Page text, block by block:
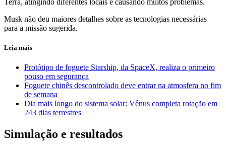
Musk não deu maiores detalhes sobre as tecnologias necessárias
para a missão sugerida.
Leia mais
Protótipo de foguete Starship, da SpaceX, realiza o primeiro
pouso em segurança
Foguete chinês descontrolado deve entrar na atmosfera no fim
de semana
Dia mais longo do sistema solar: Vênus completa rotação em
243 dias terrestres
Simulação e resultados